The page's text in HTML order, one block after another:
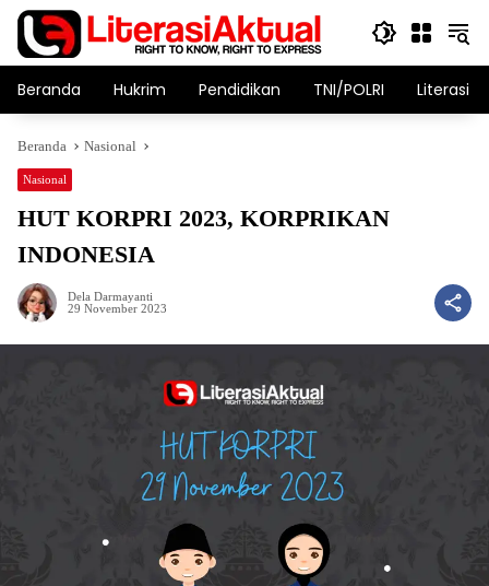
Langsung
konten
Beranda Hukrim Pendidikan TNI/POLRI Literasi
Beranda Nasional
Nasional
HUT KORPRI 2023, KORPRIKAN
INDONESIA
Dela Darmayanti
29 November 2023